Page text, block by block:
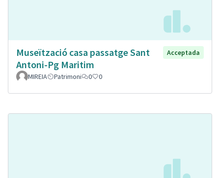
Museïtzació casa passatge Sant
Antoni-Pg Maritim
Acceptada
MIREIA Patrimoni 0 0